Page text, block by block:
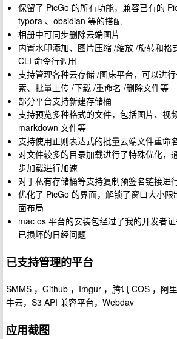
保留了 PicGo 的所有功能，兼容已有的
typora 、obsidian 等的搭配
相册中可同步删除云端图片
内置水印添加、图片压缩 /缩放 /旋转和格
CLI 命令行调用
支持管理各种云存储 /图床平台，可以进
索、批量上传 /下载 /重命名 /删除文件等
部分平台支持新建存储桶
支持预览多种格式的文件，包括图片、视
markdown 文件等
支持使用正则表达式的批量云端文件重命
对文件较多的目录加载进行了特殊优化，
步加载进行加速
对于私有存储桶等支持复制预签名链接进
优化了 PicGo 的界面，解锁了窗口大小
面布局
mac os 平台的安装包经过了我的开发者
已损坏的日经问题
已支持管理的平台
SMMS ，Github ，Imgur ，腾讯 COS ，阿
牛云，S3 API 兼容平台，Webdav
应用截图